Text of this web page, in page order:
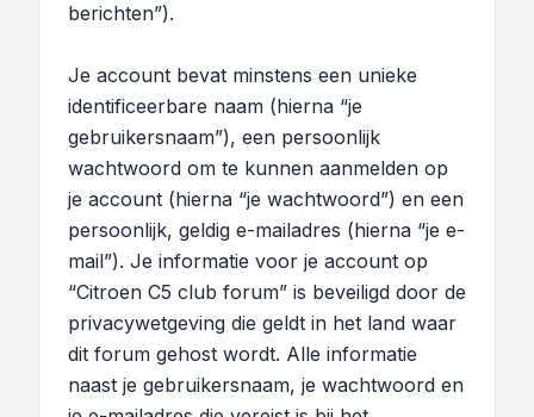
berichten”).
Je account bevat minstens een unieke
identificeerbare naam (hierna “je
gebruikersnaam”), een persoonlijk
wachtwoord om te kunnen aanmelden op
je account (hierna “je wachtwoord”) en een
persoonlijk, geldig e-mailadres (hierna “je e-
mail”). Je informatie voor je account op
“Citroen C5 club forum” is beveiligd door de
privacywetgeving die geldt in het land waar
dit forum gehost wordt. Alle informatie
naast je gebruikersnaam, je wachtwoord en